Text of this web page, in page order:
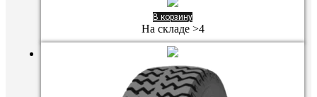
В корзину
На складе >4